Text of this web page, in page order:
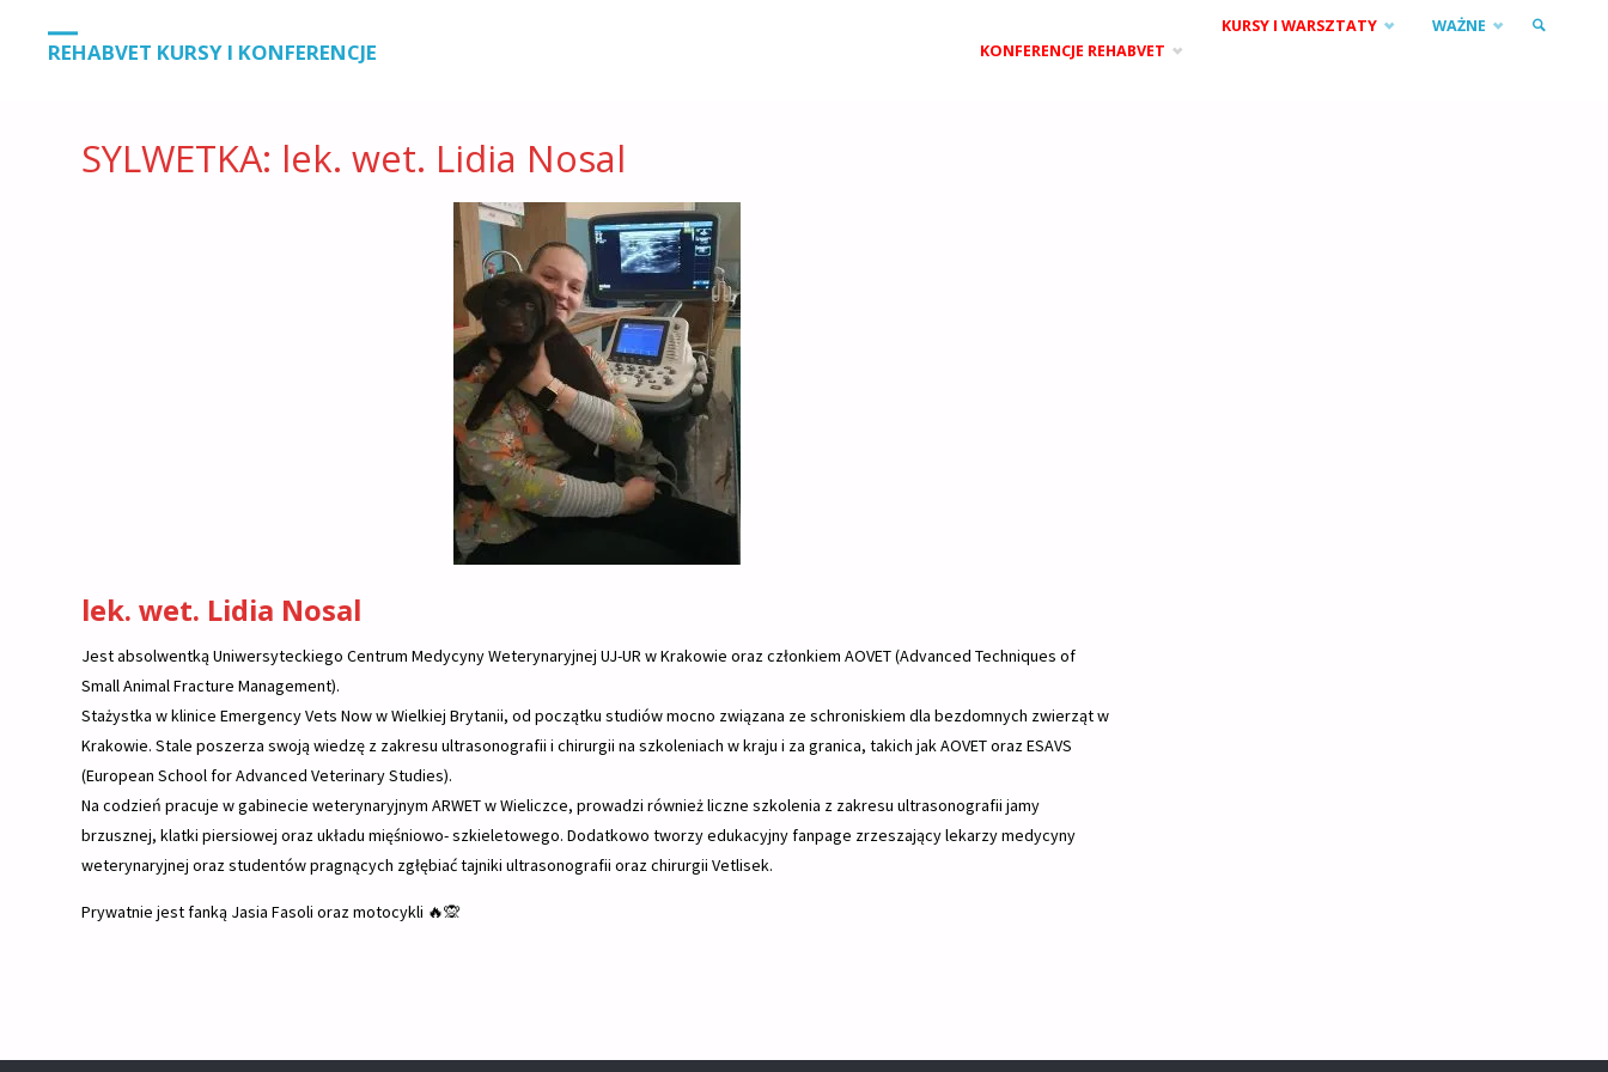
REHABVET KURSY I KONFERENCJE KONFERENCJE REHABVET
KURSY I WARSZTATY WAŻNE
GŁÓWNA
SYLWETKA: lek. wet. Lidia Nosal
lek. wet. Lidia Nosal
Jest absolwentką Uniwersyteckiego Centrum Medycyny Weterynaryjnej UJ-UR w Krakowie oraz członkiem AOVET (Advanced Techniques of
Small Animal Fracture Management).
Stażystka w klinice Emergency Vets Now w Wielkiej Brytanii, od początku studiów mocno związana ze schroniskiem dla bezdomnych zwierząt w
Krakowie. Stale poszerza swoją wiedzę z zakresu ultrasonografii i chirurgii na szkoleniach w kraju i za granica, takich jak AOVET oraz ESAVS
(European School for Advanced Veterinary Studies).
Na codzień pracuje w gabinecie weterynaryjnym ARWET w Wieliczce, prowadzi również liczne szkolenia z zakresu ultrasonografii jamy
brzusznej, klatki piersiowej oraz układu mięśniowo- szkieletowego. Dodatkowo tworzy edukacyjny fanpage zrzeszający lekarzy medycyny
weterynaryjnej oraz studentów pragnących zgłębiać tajniki ultrasonografii oraz chirurgii Vetlisek.
Prywatnie jest fanką Jasia Fasoli oraz motocykli 🔥🙊